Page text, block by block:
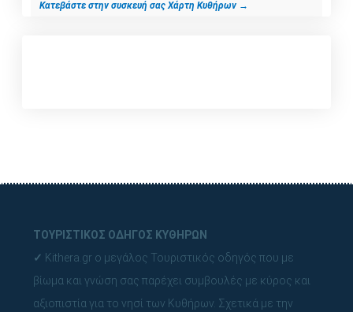
Κατεβάστε στην συσκευή σας Χάρτη Κυθήρων →
ΤΟΥΡΙΣΤΙΚΟΣ ΟΔΗΓΟΣ ΚΥΘΗΡΩΝ
✓ Kithera.gr ο μεγάλος Τουριστικός οδηγός που με
βίωμα και γνώση σας παρέχει συμβουλές με κύρος και
αξιοπιστία για το νησί των Κυθήρων. Σχετικά με την